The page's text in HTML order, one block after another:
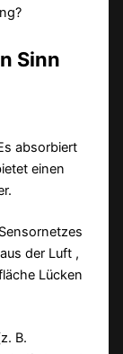
Sinn
absorbiert
einen
der Luft ,
Lücken
B.